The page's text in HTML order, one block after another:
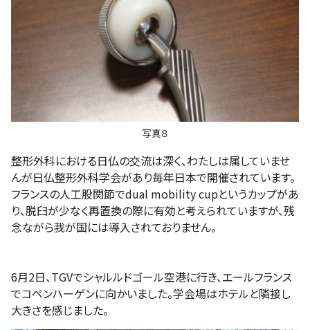
写真８
整形外科における日仏の交流は深く、わたしは属していませ
んが日仏整形外科学会があり毎年日本で開催されています。
フランスの人工股関節でdual mobility cupというカップがあ
り、脱臼が少なく再置換の際に有効と考えられていますが、残
念ながら我が国には導入されておりません。
6月2日、TGVでシャルルドゴール空港に行き、エールフランス
でコペンハーゲンに向かいました。学会場はホテルと隣接し
大きさを感じました。